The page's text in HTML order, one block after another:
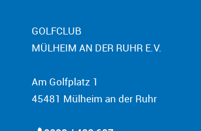
GOLFCLUB
MÜLHEIM AN DER RUHR E.V.
Am Golfplatz 1
45481 Mülheim an der Ruhr